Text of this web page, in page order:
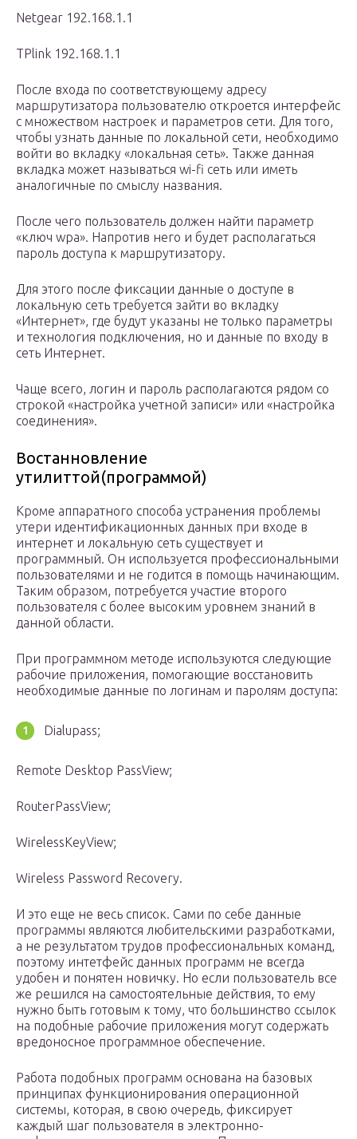
Netgear 192.168.1.1
TPlink 192.168.1.1
После входа по соответствующему адресу
маршрутизатора пользователю откроется интерфейс
с множеством настроек и параметров сети. Для того,
чтобы узнать данные по локальной сети, необходимо
войти во вкладку «локальная сеть». Также данная
вкладка может называться wi-fi сеть или иметь
аналогичные по смыслу названия.
После чего пользователь должен найти параметр
«ключ wpa». Напротив него и будет располагаться
пароль доступа к маршрутизатору.
Для этого после фиксации данные о доступе в
локальную сеть требуется зайти во вкладку
«Интернет», где будут указаны не только параметры
и технология подключения, но и данные по входу в
сеть Интернет.
Чаще всего, логин и пароль располагаются рядом со
строкой «настройка учетной записи» или «настройка
соединения».
Востанновление
утилиттой(программой)
Кроме аппаратного способа устранения проблемы
утери идентификационных данных при входе в
интернет и локальную сеть существует и
программный. Он используется профессиональными
пользователями и не годится в помощь начинающим.
Таким образом, потребуется участие второго
пользователя с более высоким уровнем знаний в
данной области.
При программном методе используются следующие
рабочие приложения, помогающие восстановить
необходимые данные по логинам и паролям доступа:
Dialupass;
Remote Desktop PassView;
RouterPassView;
WirelessKeyView;
Wireless Password Recovery.
И это еще не весь список. Сами по себе данные
программы являются любительскими разработками,
а не результатом трудов профессиональных команд,
поэтому интетфейс данных программ не всегда
удобен и понятен новичку. Но если пользователь все
же решился на самостоятельные действия, то ему
нужно быть готовым к тому, что большинство ссылок
на подобные рабочие приложения могут содержать
вредоносное программное обеспечение.
Работа подобных программ основана на базовых
принципах функционирования операционной
системы, которая, в свою очередь, фиксирует
каждый шаг пользователя в электронно-